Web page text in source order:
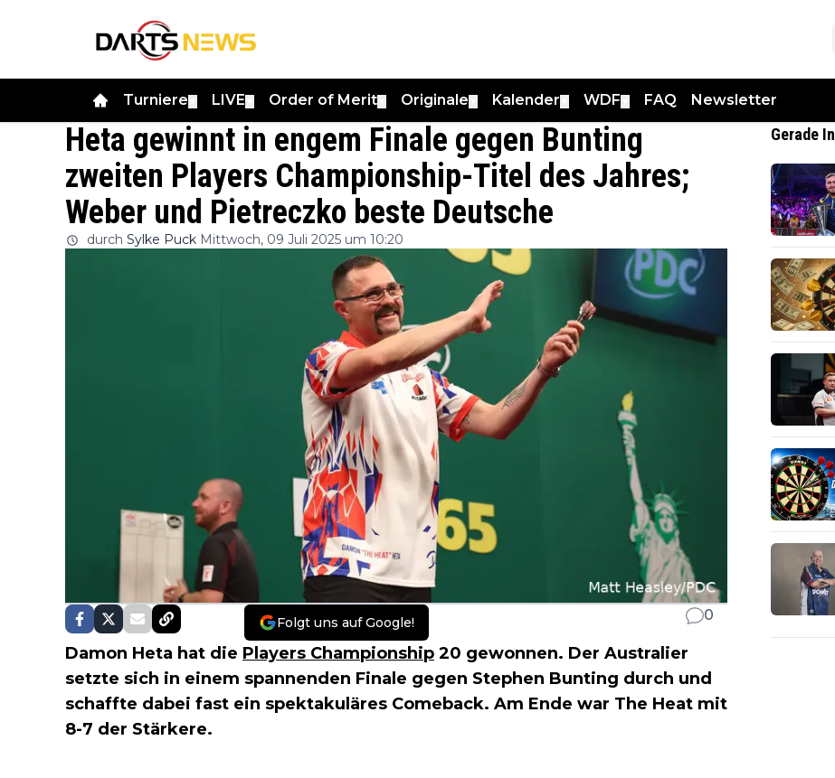
Turniere LIVE Order of Merit Originale Kalender WDF FAQ Newsletter
Heta gewinnt in engem Finale gegen Bunting
zweiten Players Championship-Titel des Jahres;
Weber und Pietreczko beste Deutsche
durch Sylke Puck Mittwoch, 09 Juli 2025 um 10:20
Folgt uns auf Google! 0
Damon Heta hat die Players Championship 20 gewonnen. Der Australier
setzte sich in einem spannenden Finale gegen Stephen Bunting durch und
schaffte dabei fast ein spektakuläres Comeback. Am Ende war The Heat mit
8-7 der Stärkere.
Gerade In